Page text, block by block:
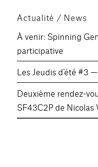
Actualité / News
À venir: Spinning
participative
Les Jeudis d’été #3
Deuxième rendez-
SF43C2P de Nicolas